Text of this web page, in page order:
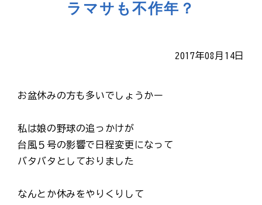
ラマサも不作年？
2017年08月14日
お盆休みの方も多いでしょうかー
私は娘の野球の追っかけが
台風５号の影響で日程変更になって
バタバタとしておりました
なんとか休みをやりくりして